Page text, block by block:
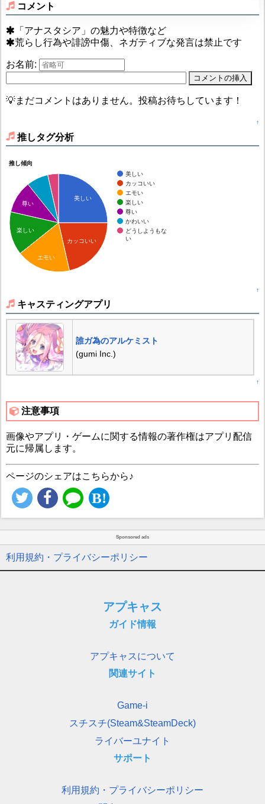
コメント
「アナスタシア」の魅力や特徴など
荒らし行為や誹謗中傷、ネガティブな発言は禁止です
お名前:
💡まだコメントはありません。投稿お待ちしています！
↑
推しタグ分析
推し傾向
美しい
カッコいい
エモい
楽しい
尊い
かわいい
どうしようもな
い
美しい
カッコいい
尊い
楽しい
エモい
↑
キャスティングアプリ
誰ガ為のアルケミスト
(gumi Inc.)
↑
注意事項
画像やアプリ・ゲームに関する情報の著作権はアプリ配信
元に帰属します。
ページのシェアはこちらから♪
Sponsored ads
利用規約・プライバシーポリシー
アプキャス
ガイド情報
アプキャスについて
関連サイト
Game-i
スチスチ(Steam&SteamDeck)
ライバーユナイト
サポート
利用規約・プライバシーポリシー